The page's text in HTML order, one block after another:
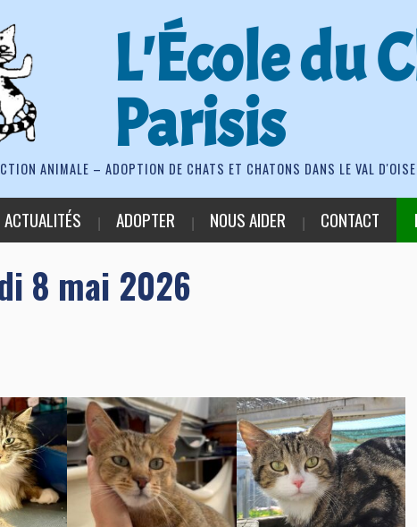
L'École du
Parisis
ANIMALE – ADOPTION DE CHATS ET CHATONS DANS LE VAL D'OISE
ACTUALITÉS ADOPTER NOUS AIDER CONTACT
8 mai 2026